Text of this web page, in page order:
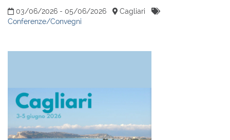
03/06/2026 - 05/06/2026
Cagliari
Conferenze/Convegni